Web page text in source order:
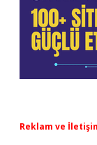
Reklam ve